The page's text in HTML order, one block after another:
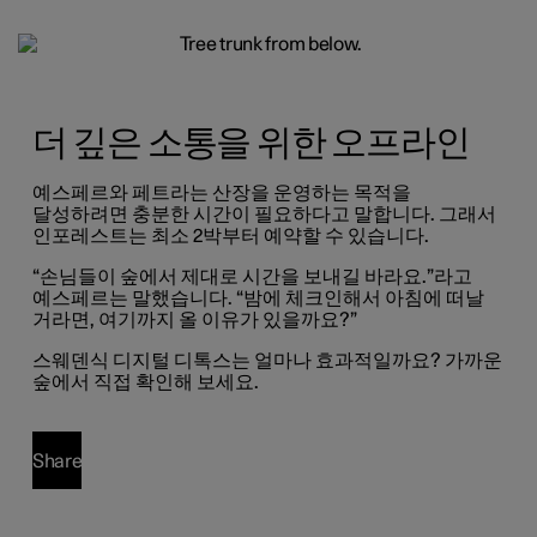
더 깊은 소통을 위한 오프라인
예스페르와 페트라는 산장을 운영하는 목적을
달성하려면 충분한 시간이 필요하다고 말합니다. 그래서
인포레스트는 최소 2박부터 예약할 수 있습니다.
“손님들이 숲에서 제대로 시간을 보내길 바라요.”라고
예스페르는 말했습니다. “밤에 체크인해서 아침에 떠날
거라면, 여기까지 올 이유가 있을까요?”
스웨덴식 디지털 디톡스는 얼마나 효과적일까요? 가까운
숲에서 직접 확인해 보세요.
Share